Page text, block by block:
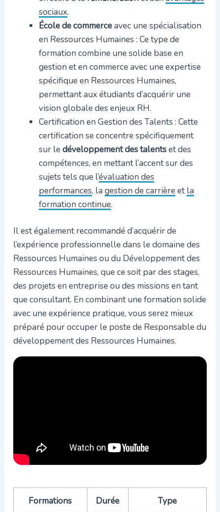
sociaux.
École de commerceavec une spécialisation
en Ressources Humaines : Ce type de
formation combine une solide base en
gestion et en commerce avec une expertise
spécifique en Ressources Humaines,
permettant aux étudiants d’acquérir une
vision globale des enjeux RH.
Certification en Gestion des Talents : Cette
certification se concentre spécifiquement
sur ledéveloppement des talentset des
compétences, en mettant l’accent sur des
sujets tels que l’évaluation des
performances, la gestion de carrièreetla
formation continue.
Il est également recommandé d’acquérir de
l’expérience professionnelle dans le domaine des
Ressources Humaines ou du Développement des
Ressources Humaines, que ce soit par des stages,
des projets en entreprise ou des missions en tant
que consultant. En combinant une formation solide
avec une expérience pratique, vous serez mieux
préparé pour occuper le poste de Responsable du
développement des Ressources Humaines.
Formations Durée Type